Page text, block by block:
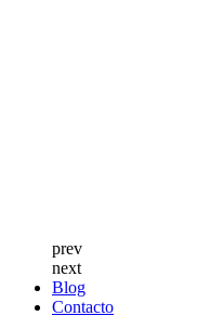
prev
next
Blog
Contacto